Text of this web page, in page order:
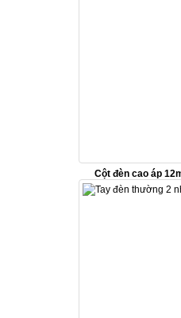
Cột đèn cao áp